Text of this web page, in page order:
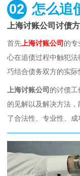
02 怎么追
上海讨账公司讨债
首先 上海讨账公司 的专
心在追债过程中触犯
巧结合债务双方的实际
上海讨账公司 的讨债
的见解以及解决方法
了合法性、专业性、成